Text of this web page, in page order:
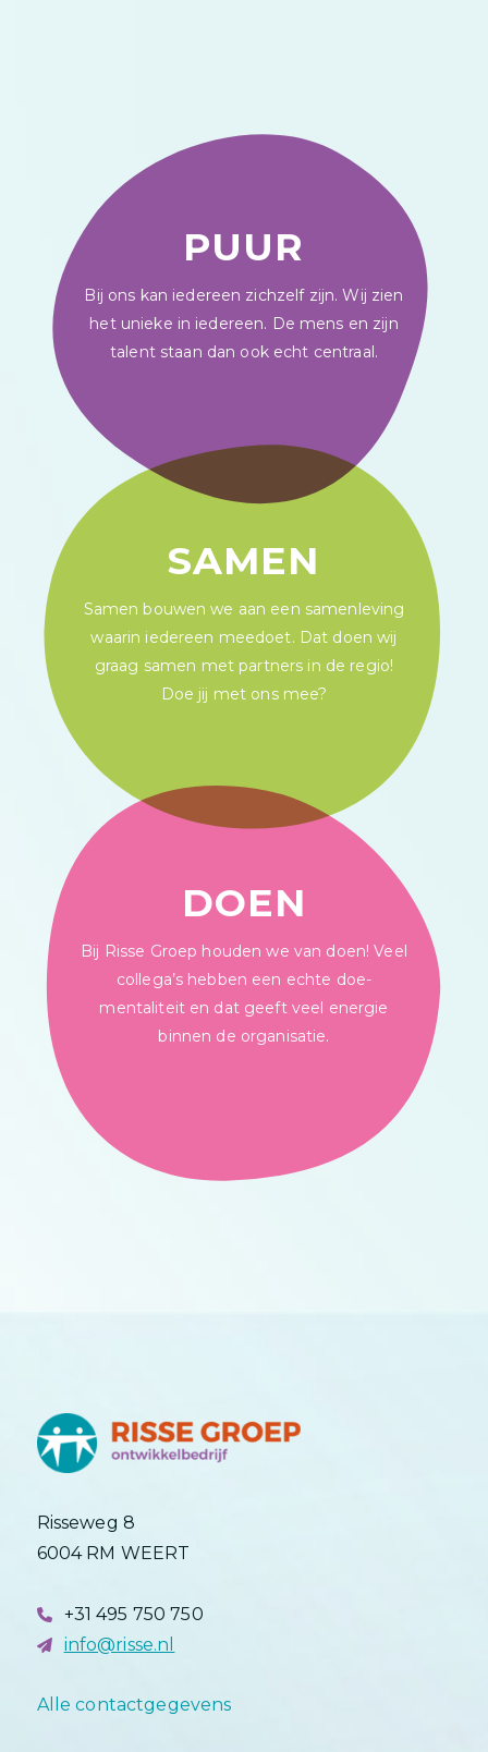
PUUR
Bij ons kan iedereen zichzelf zijn. Wij zien
het unieke in iedereen. De mens en zijn
talent staan dan ook echt centraal.
SAMEN
Samen bouwen we aan een samenleving
waarin iedereen meedoet. Dat doen wij
graag samen met partners in de regio!
Doe jij met ons mee?
DOEN
Bij Risse Groep houden we van doen! Veel
collega’s hebben een echte doe-
mentaliteit en dat geeft veel energie
binnen de organisatie.
Risseweg 8
6004 RM WEERT
+31 495 750 750
info@risse.nl
Alle contactgegevens